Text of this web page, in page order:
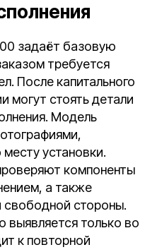
задаёт базовую
требуется
После капитального
могут стоять детали
Модель
установки.
компоненты
а также
свободной стороны.
выявляется только во
к повторной